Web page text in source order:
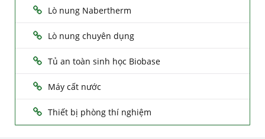
Lò nung Nabertherm
Lò nung chuyên dụng
Tủ an toàn sinh học Biobase
Máy cất nước
Thiết bị phòng thí nghiệm